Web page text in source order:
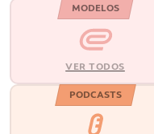
MODELOS
VER TODOS
PODCASTS